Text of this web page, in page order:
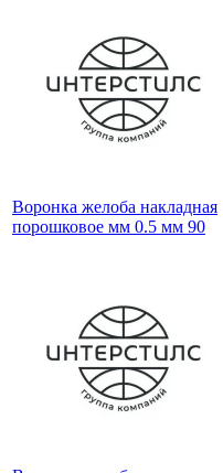
Воронка желоба накладная
порошковое мм 0.5 мм 90